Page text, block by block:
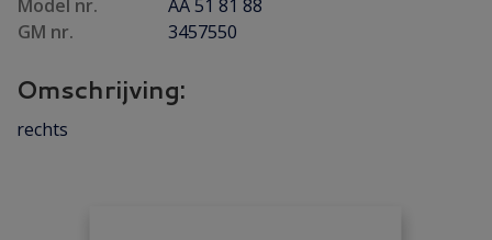
Folders/ Boeken/ Modellen
Gereviseerd(8)
Interieur/ Instrumenten
Model nr.
AA 51 81 88
GM nr.
3457550
Omschrijving:
rechts